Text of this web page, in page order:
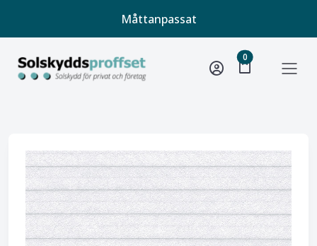
Måttanpassat
shopping_bag
0unread